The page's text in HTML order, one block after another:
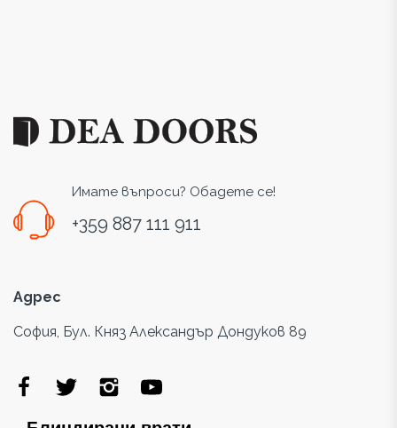
Имате въпроси? Обадете се!
+359 887 111 911
Адрес
София, Бул. Княз Александър Дондуков 89